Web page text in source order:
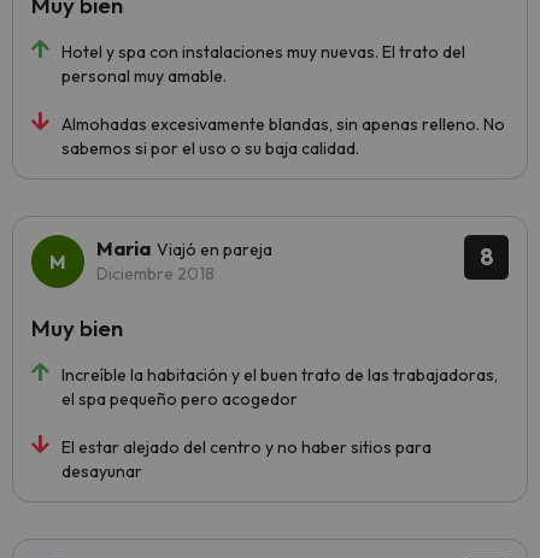
Hotel y spa con instalaciones muy nuevas. El trato del
personal muy amable.
Almohadas excesivamente blandas, sin apenas relleno. No
sabemos si por el uso o su baja calidad.
8
Maria Viajó en pareja
Diciembre 2018
Increíble la habitación y el buen trato de las trabajadoras,
el spa pequeño pero acogedor
El estar alejado del centro y no haber sitios para
desayunar
Muy bien